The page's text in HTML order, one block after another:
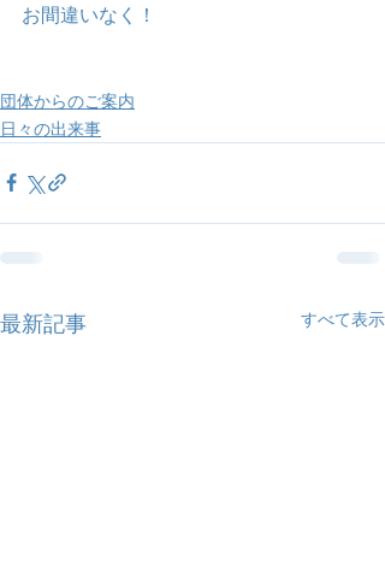
お間違いなく！
団体からのご案内
日々の出来事
最新記事 すべて表示